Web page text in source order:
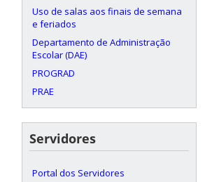
Uso de salas aos finais de semana
e feriados
Departamento de Administração
Escolar (DAE)
PROGRAD
PRAE
Servidores
Portal dos Servidores